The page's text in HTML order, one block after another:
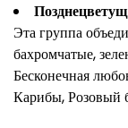
Эта группа
бахромчатые,
Бесконечная
Карибы, Розовый